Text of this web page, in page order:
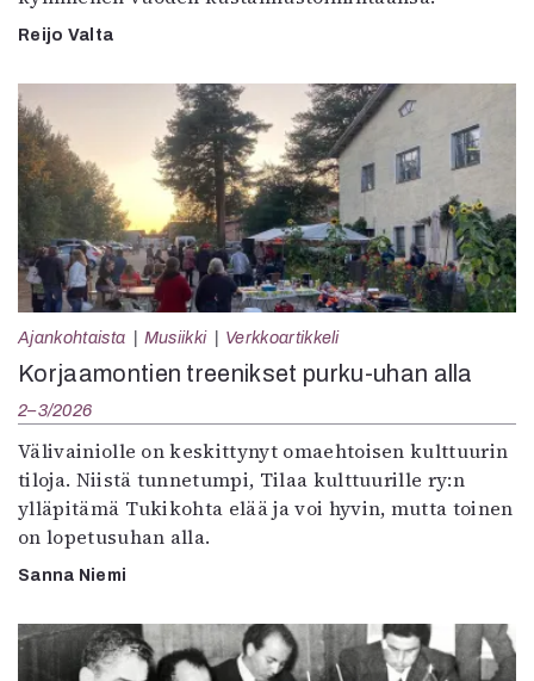
Reijo Valta
Ajankohtaista Musiikki Verkkoartikkeli
Korjaamontien treenikset purku-uhan alla
2–3/2026
Välivainiolle on keskittynyt omaehtoisen kulttuurin
tiloja. Niistä tunnetumpi, Tilaa kulttuurille ry:n
ylläpitämä Tukikohta elää ja voi hyvin, mutta toinen
on lopetusuhan alla.
Sanna Niemi